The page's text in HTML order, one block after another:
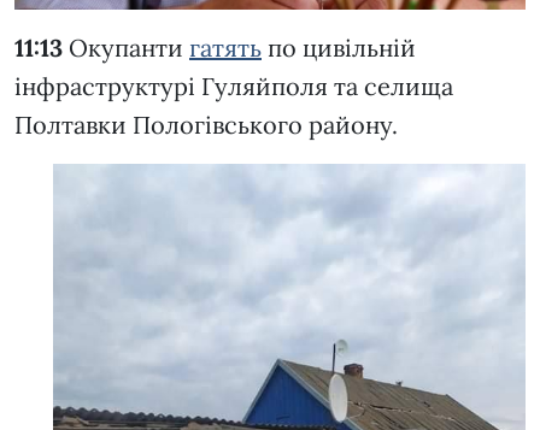
11:13 Окупанти гатять по цивільній
інфраструктурі Гуляйполя та селища
Полтавки Пологівського району.